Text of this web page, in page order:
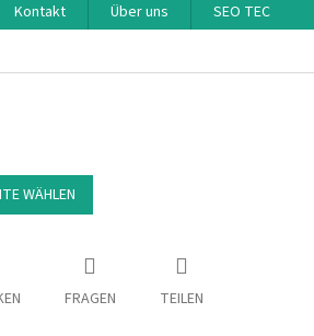
Kontakt Über uns
SEO TEC
WÄHLEN
FRAGEN TEILEN